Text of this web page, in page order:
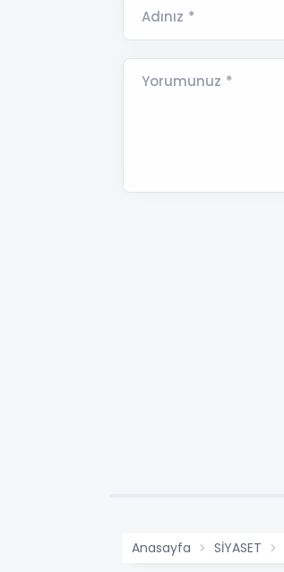
Adınız *
Yorumunuz *
Anasayfa SİYASET